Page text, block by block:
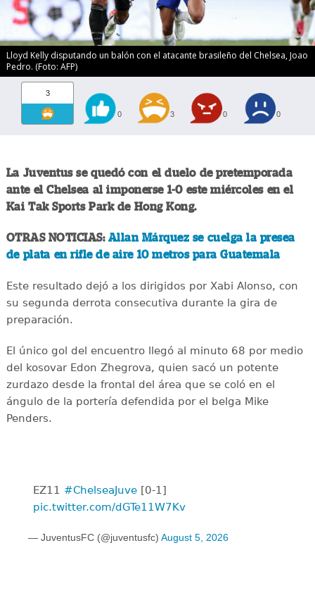
Lloyd Kelly disputando un balón con el atacante brasileño del Chelsea, Joao
Pedro. (Foto: AFP)
3
0 3 0 0
La Juventus se quedó con el duelo de pretemporada
ante el Chelsea al imponerse 1-0 este miércoles en el
Kai Tak Sports Park de Hong Kong.
OTRAS NOTICIAS: Allan Márquez se cuelga la presea
de plata en rifle de aire 10 metros para Guatemala
Este resultado dejó a los dirigidos por Xabi Alonso, con
su segunda derrota consecutiva durante la gira de
preparación.
El único gol del encuentro llegó al minuto 68 por medio
del kosovar Edon Zhegrova, quien sacó un potente
zurdazo desde la frontal del área que se coló en el
ángulo de la portería defendida por el belga Mike
Penders.
EZ11 #ChelseaJuve [0-1]
pic.twitter.com/dGTe11W7Kv
— JuventusFC (@juventusfc) August 5, 2026